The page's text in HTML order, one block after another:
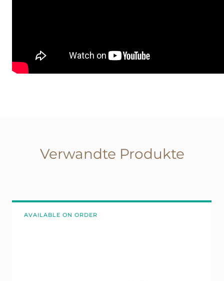
Verwandte Produkte
AVAILABLE ON ORDER